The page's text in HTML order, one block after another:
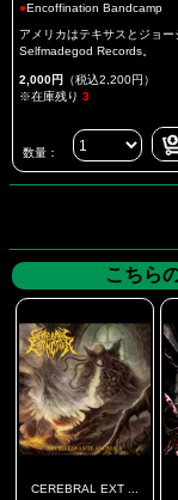
●Encoffination Bandcamp
アメリカはテキサスとジョ
Selfmadegod Records。
2,000円 （税込2,200円）
※在庫残り 3
数量：
こちら
CEREBRAL EXT ...